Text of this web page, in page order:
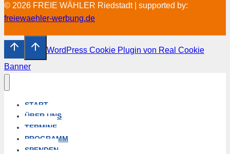
© 2026 FREIE WÄHLER Riedstadt | supported by:
freiewaehler-werbung.de
WordPress Cookie Plugin von Real Cookie
Banner
START
ÜBER UNS
TERMINE
PROGRAMM
SPENDEN